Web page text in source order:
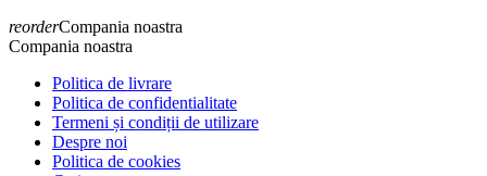
reorderCompania noastra
Compania noastra
Politica de livrare
Politica de confidentialitate
Termeni și condiții de utilizare
Despre noi
Politica de cookies